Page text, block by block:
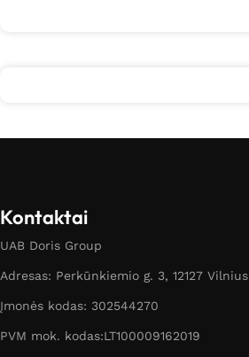
Kontaktai
UAB Doris Group
Adresas: Perkūnkiemio g. 3, 12127 Vilnius
Įmonės kodas: 302544270
PVM mok. kodas:LT100009162019